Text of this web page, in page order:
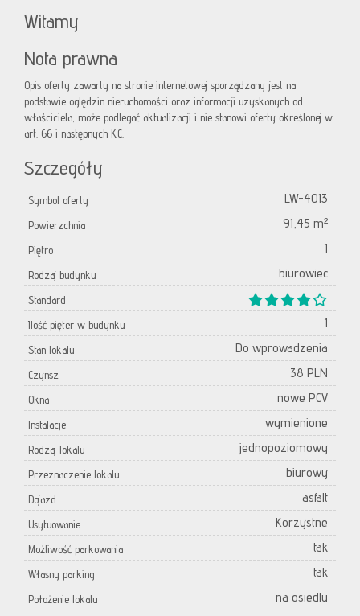
Witamy
Nota prawna
Opis oferty zawarty na stronie internetowej sporządzany jest na
podstawie oględzin nieruchomości oraz informacji uzyskanych od
właściciela, może podlegać aktualizacji i nie stanowi oferty określonej w
art. 66 i następnych K.C.
Szczegóły
Symbol oferty LW-4013
Powierzchnia 91,45 m²
Piętro 1
Rodzaj budynku biurowiec
Standard
Ilość pięter w budynku
1
Stan lokalu Do wprowadzenia
Czynsz 38 PLN
Okna nowe PCV
Instalacje wymienione
Rodzaj lokalu jednopoziomowy
Przeznaczenie lokalu biurowy
Dojazd asfalt
Usytuowanie Korzystne
Możliwość parkowania tak
Własny parking tak
Położenie lokalu na osiedlu